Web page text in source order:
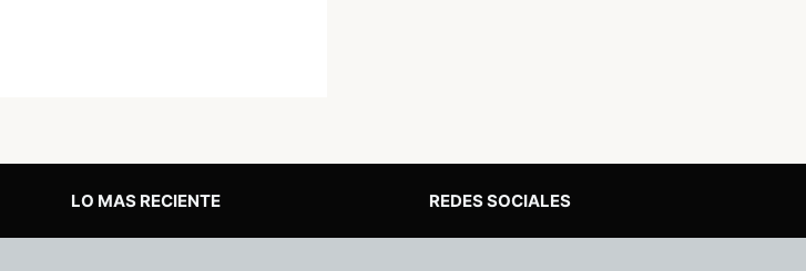
LO MAS RECIENTE REDES SOCIALES